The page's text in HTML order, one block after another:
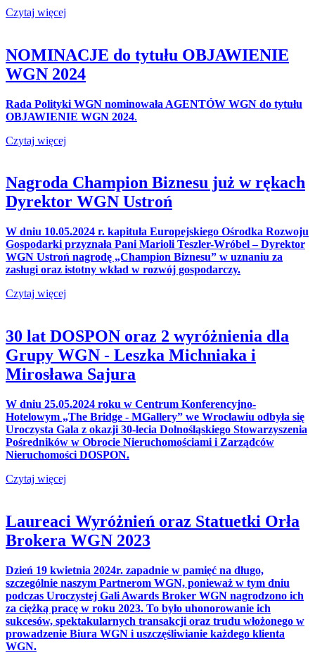
Czytaj więcej
NOMINACJE do tytułu OBJAWIENIE
WGN 2024
Rada Polityki WGN nominowała AGENTÓW WGN do tytułu
OBJAWIENIE WGN 2024.
Czytaj więcej
Nagroda Champion Biznesu już w rękach
Dyrektor WGN Ustroń
W dniu 10.05.2024 r. kapituła Europejskiego Ośrodka Rozwoju
Gospodarki przyznała Pani Marioli Teszler-Wróbel – Dyrektor
WGN Ustroń nagrodę „Champion Biznesu” w uznaniu za
zasługi oraz istotny wkład w rozwój gospodarczy.
Czytaj więcej
30 lat DOSPON oraz 2 wyróżnienia dla
Grupy WGN - Leszka Michniaka i
Mirosława Sajura
W dniu 25.05.2024 roku w Centrum Konferencyjno-
Hotelowym „The Bridge - MGallery” we Wrocławiu odbyła się
Uroczysta Gala z okazji 30-lecia Dolnośląskiego Stowarzyszenia
Pośredników w Obrocie Nieruchomościami i Zarządców
Nieruchomości DOSPON.
Czytaj więcej
Laureaci Wyróżnień oraz Statuetki Orła
Brokera WGN 2023
Dzień 19 kwietnia 2024r. zapadnie w pamięć na długo,
szczególnie naszym Partnerom WGN, ponieważ w tym dniu
podczas Uroczystej Gali Awards Broker WGN nagrodzono ich
za ciężką pracę w roku 2023. To było uhonorowanie ich
sukcesów, spektakularnych transakcji oraz trudu włożonego w
prowadzenie Biura WGN i uszczęśliwianie każdego klienta
WGN.